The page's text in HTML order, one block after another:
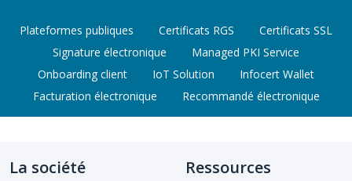
Plateformes publiques Certificats RGS
Certificats SSL
Signature électronique
Managed PKI Service
Onboarding client
IoT Solution
Infocert Wallet
Facturation électronique
Recommandé électronique
La société Ressources